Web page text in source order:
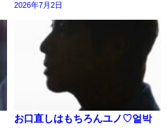
2026年7月2日
お口直しはもちろんユノ♡얼박